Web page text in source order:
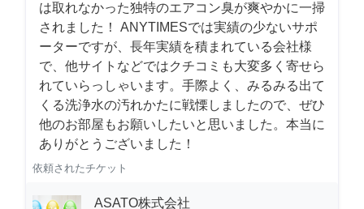
は取れなかった独特のエアコン臭が爽やかに一掃
されました！ ANYTIMESでは実績の少ないサポ
ーターですが、長年実績を積まれている会社様
で、他サイトなどではクチコミも大変多く寄せら
れていらっしゃいます。手際よく、みるみる出て
くる洗浄水の汚れかたに戦慄しましたので、ぜひ
他のお部屋もお願いしたいと思いました。本当に
ありがとうございました！
依頼されたチケット
ASATO株式会社